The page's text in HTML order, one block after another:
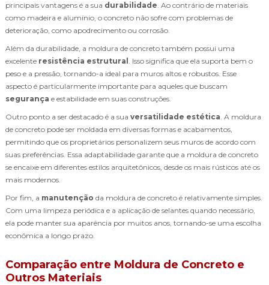
principais vantagens é a sua durabilidade . Ao contrário de materiais
como madeira e alumínio, o concreto não sofre com problemas de
deterioração, como apodrecimento ou corrosão.
Além da durabilidade, a moldura de concreto também possui uma
excelente resistência estrutural . Isso significa que ela suporta bem o
peso e a pressão, tornando-a ideal para muros altos e robustos. Esse
aspecto é particularmente importante para aqueles que buscam
segurança e estabilidade em suas construções.
Outro ponto a ser destacado é a sua versatilidade estética . A moldura
de concreto pode ser moldada em diversas formas e acabamentos,
permitindo que os proprietários personalizem seus muros de acordo com
suas preferências. Essa adaptabilidade garante que a moldura de concreto
se encaixe em diferentes estilos arquitetônicos, desde os mais rústicos até os
mais modernos.
Por fim, a manutenção da moldura de concreto é relativamente simples.
Com uma limpeza periódica e a aplicação de selantes quando necessário,
ela pode manter sua aparência por muitos anos, tornando-se uma escolha
econômica a longo prazo.
Comparação entre Moldura de Concreto e
Outros Materiais